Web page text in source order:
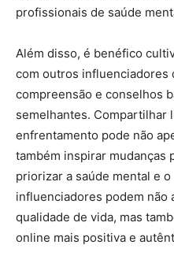
profissionais de saúde
Além disso, é benéfico
com outros influenciadores
compreensão e conselhos
semelhantes. Compartilhar
enfrentamento pode não
também inspirar mudanças
priorizar a saúde mental e
influenciadores podem não
qualidade de vida, mas
online mais positiva e